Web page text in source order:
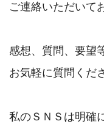
ご連絡いただいて
感想、質問、要望
お気軽に質問くだ
私のＳＮＳは明確